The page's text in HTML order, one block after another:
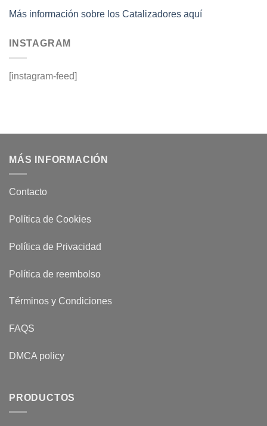
Más información sobre los Catalizadores aquí
INSTAGRAM
[instagram-feed]
MÁS INFORMACIÓN
Contacto
Política de Cookies
Política de Privacidad
Política de reembolso
Términos y Condiciones
FAQS
DMCA policy
PRODUCTOS